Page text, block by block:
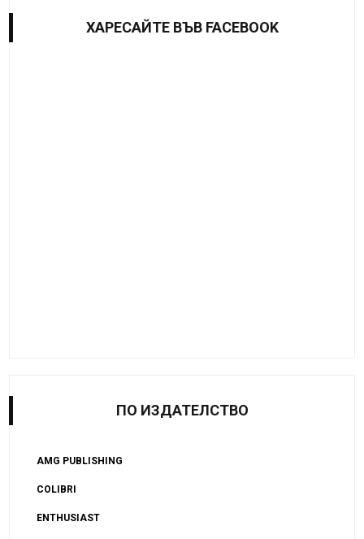
ХАРЕСАЙТE ВЪВ FACEBOOK
ПО ИЗДАТЕЛСТВО
AMG PUBLISHING
COLIBRI
ENTHUSIAST